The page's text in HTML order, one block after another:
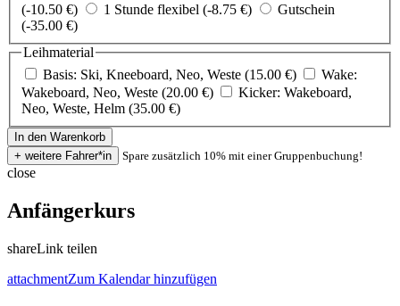
(-10.50 €)
1 Stunde flexibel (-8.75 €)
Gutschein
(-35.00 €)
Leihmaterial
Basis: Ski, Kneeboard, Neo, Weste (15.00 €)
Wake:
Wakeboard, Neo, Weste (20.00 €)
Kicker: Wakeboard,
Neo, Weste, Helm (35.00 €)
Spare zusätzlich 10% mit einer Gruppenbuchung!
close
Anfängerkurs
shareLink teilen
attachmentZum Kalendar hinzufügen